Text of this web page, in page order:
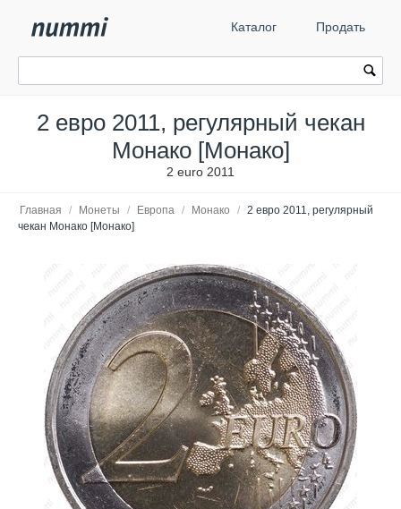
Каталог Продать
2 евро 2011, регулярный чекан
Монако [Монако]
2 euro 2011
Главная / Монеты / Европа / Монако / 2 евро 2011, регулярный
чекан Монако [Монако]